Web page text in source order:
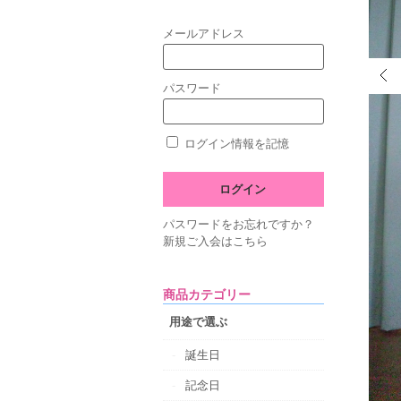
メールアドレス
パスワード
ログイン情報を記憶
パスワードをお忘れですか？
新規ご入会はこちら
商品カテゴリー
用途で選ぶ
誕生日
記念日